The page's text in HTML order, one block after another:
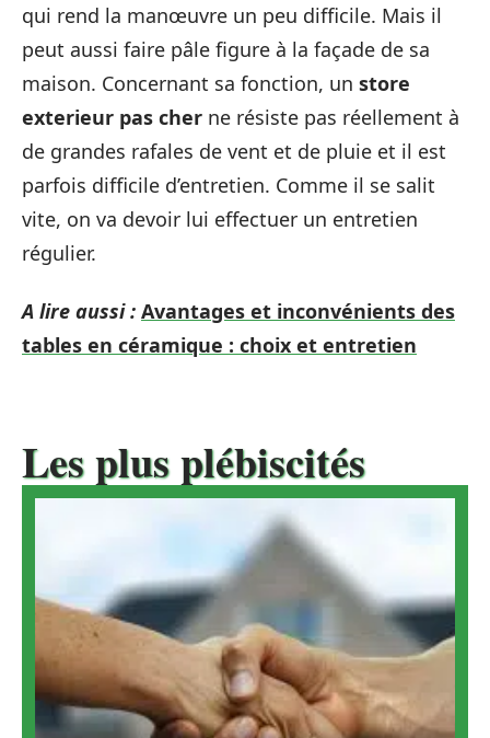
qui rend la manœuvre un peu difficile. Mais il
peut aussi faire pâle figure à la façade de sa
maison. Concernant sa fonction, un store
exterieur pas cher ne résiste pas réellement à
de grandes rafales de vent et de pluie et il est
parfois difficile d’entretien. Comme il se salit
vite, on va devoir lui effectuer un entretien
régulier.
A lire aussi : Avantages et inconvénients des
tables en céramique : choix et entretien
Les plus plébiscités